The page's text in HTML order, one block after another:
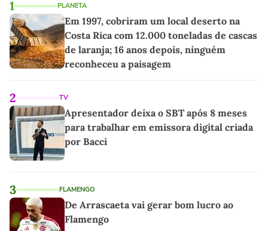
1 PLANETA
Em 1997, cobriram um local deserto na
Costa Rica com 12.000 toneladas de cascas
de laranja; 16 anos depois, ninguém
reconheceu a paisagem
2 TV
Apresentador deixa o SBT após 8 meses
para trabalhar em emissora digital criada
por Bacci
3 FLAMENGO
De Arrascaeta vai gerar bom lucro ao
Flamengo